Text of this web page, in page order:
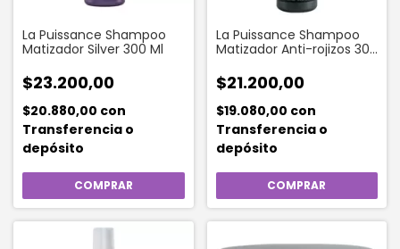
La Puissance Shampoo
Matizador Silver 300 Ml
$23.200,00
$20.880,00 con
Transferencia o
depósito
La Puissance Shampoo
Matizador Anti-rojizos 300
$21.200,00
$19.080,00 con
Transferencia o
depósito